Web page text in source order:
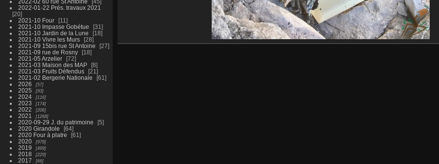
2022-01-22 Prés. travaux 2021
20
2021-10 Four
11
2021-10 Impasse Gobétue
31
2021-10 Jardin de la Lune
18
2021-10 Vivre les Murs
28
2021-09 15bis rue St Antoine
27
2021-09 rue de Rosny
18
2021-05 Arzelier
72
2021-03 Maison des MAP
8
2021-03 Fruits Défendus
21
2021-02 Bergerie Nationale
61
2026
57
2025 93
2024 116
2023 174
2022 206
2021 1268
2020-09-29 J. du patrimoine
5
2020 Girandole
64
2020 Four à platre
61
2020
978
2019 499
2018 229
2017 66